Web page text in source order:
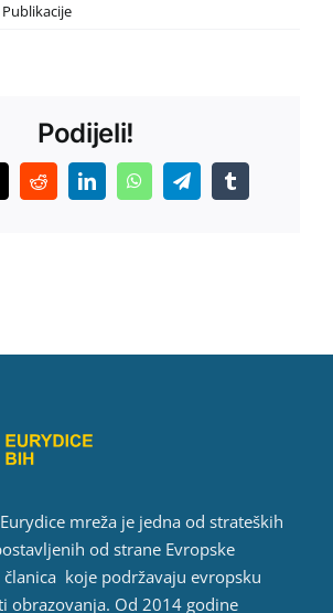
Publikacije
Podijeli!
RedditLinkedInWhatsAppTelegramTumblr
mreža je jedna od strateških
od strane Evropske
koje podržavaju evropsku
obrazovanja. Od 2014 godine